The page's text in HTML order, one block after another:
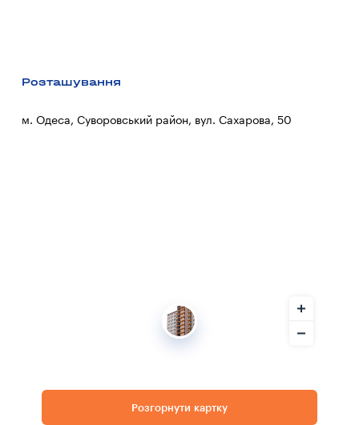
Розташування
м. Одеса, Суворовський район, вул. Сахарова, 50
Розгорнути картку